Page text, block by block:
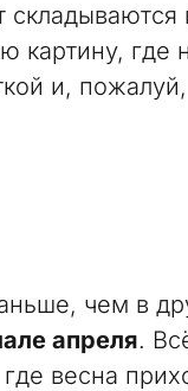
где
и,
чем в
апреля.
весна